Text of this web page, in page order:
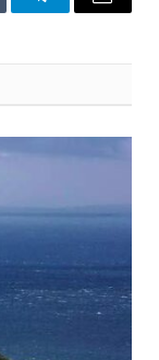
TelegramEmail